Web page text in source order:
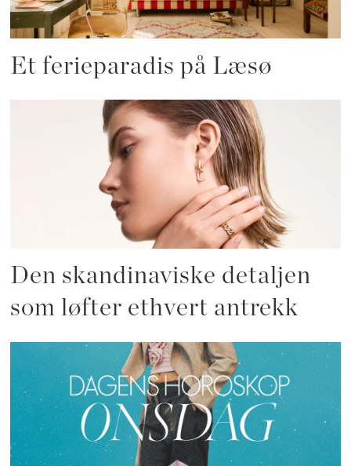
Et ferieparadis på Læsø
Den skandinaviske detaljen
som løfter ethvert antrekk